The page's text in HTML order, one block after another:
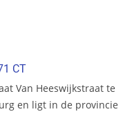
CT
Van Heeswijkstraat te
en ligt in de provincie